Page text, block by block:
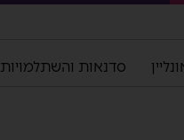
סדנאות והשתלמויות